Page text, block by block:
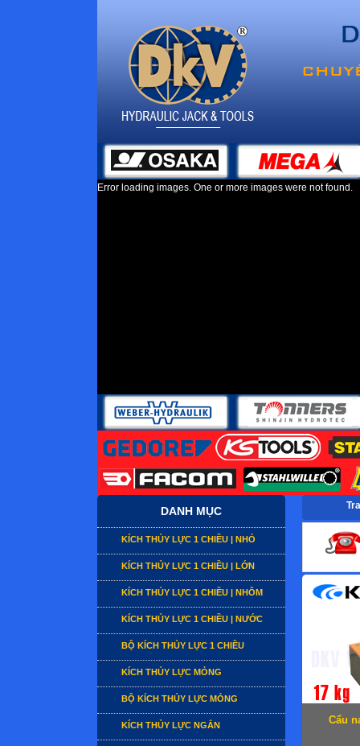
Error loading images. One or more images were not found.
DANH MỤC
KÍCH THỦY LỰC 1 CHIỀU | NHỎ
KÍCH THỦY LỰC 1 CHIỀU | LỚN
KÍCH THỦY LỰC 1 CHIỀU | NHÔM
KÍCH THỦY LỰC 1 CHIỀU | NƯỚC
BỘ KÍCH THỦY LỰC 1 CHIỀU
KÍCH THỦY LỰC MỎNG
BỘ KÍCH THỦY LỰC MỎNG
KÍCH THỦY LỰC NGẮN Cẩu